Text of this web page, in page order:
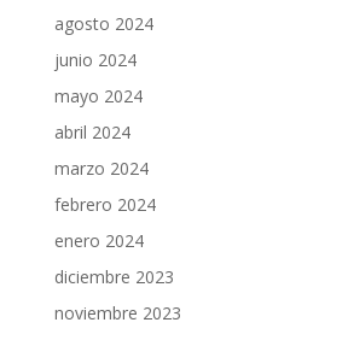
agosto 2024
junio 2024
mayo 2024
abril 2024
marzo 2024
febrero 2024
enero 2024
diciembre 2023
noviembre 2023